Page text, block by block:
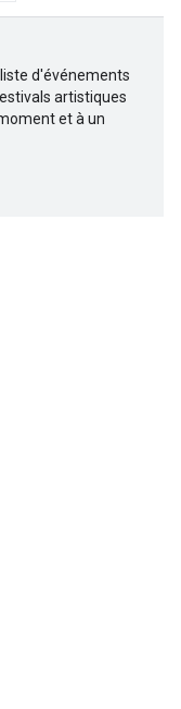
d'événements
artistiques
et à un